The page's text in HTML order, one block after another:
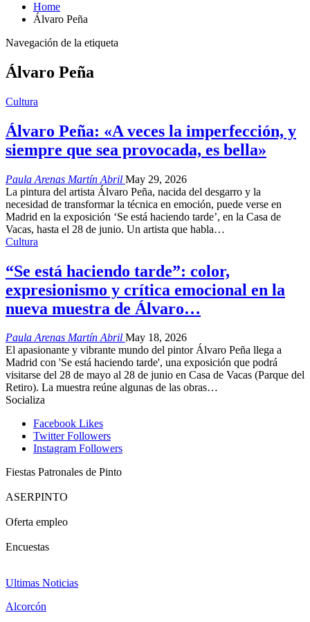
Home
Álvaro Peña
Navegación de la etiqueta
Álvaro Peña
Cultura
Álvaro Peña: «A veces la imperfección, y
siempre que sea provocada, es bella»
Paula Arenas Martín Abril May 29, 2026
La pintura del artista Álvaro Peña, nacida del desgarro y la
necesidad de transformar la técnica en emoción, puede verse en
Madrid en la exposición ‘Se está haciendo tarde’, en la Casa de
Vacas, hasta el 28 de junio. Un artista que habla…
Cultura
“Se está haciendo tarde”: color,
expresionismo y crítica emocional en la
nueva muestra de Álvaro…
Paula Arenas Martín Abril May 18, 2026
El apasionante y vibrante mundo del pintor Álvaro Peña llega a
Madrid con 'Se está haciendo tarde', una exposición que podrá
visitarse del 28 de mayo al 28 de junio en Casa de Vacas (Parque del
Retiro). La muestra reúne algunas de las obras…
Socializa
Facebook Likes
Twitter Followers
Instagram Followers
Fiestas Patronales de Pinto
ASERPINTO
Oferta empleo
Encuestas
Ultimas Noticias
Alcorcón